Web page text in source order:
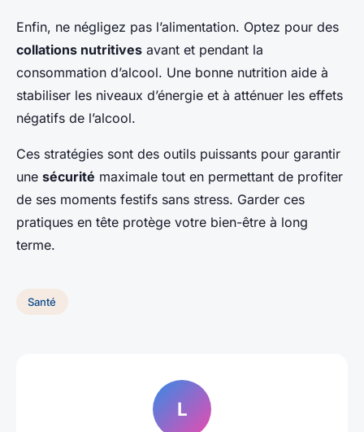
Enfin, ne négligez pas l’alimentation. Optez pour des
collations nutritives avant et pendant la
consommation d’alcool. Une bonne nutrition aide à
stabiliser les niveaux d’énergie et à atténuer les effets
négatifs de l’alcool.
Ces stratégies sont des outils puissants pour garantir
une sécurité maximale tout en permettant de profiter
de ses moments festifs sans stress. Garder ces
pratiques en tête protège votre bien-être à long
terme.
Santé
L